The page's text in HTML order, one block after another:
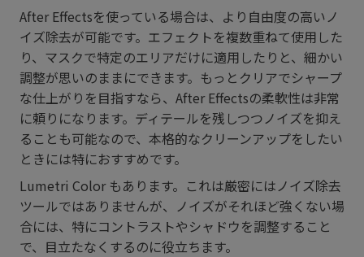
After Effectsを使っている場合は、より自由度の高いノ
イズ除去が可能です。エフェクトを複数重ねて使用した
り、マスクで特定のエリアだけに適用したりと、細かい
調整が思いのままにできます。もっとクリアでシャープ
な仕上がりを目指すなら、After Effectsの柔軟性は非常
に頼りになります。ディテールを残しつつノイズを抑え
ることも可能なので、本格的なクリーンアップをしたい
ときには特におすすめです。
Lumetri Color もあります。これは厳密にはノイズ除去
ツールではありませんが、ノイズがそれほど強くない場
合には、特にコントラストやシャドウを調整すること
で、目立たなくするのに役立ちます。